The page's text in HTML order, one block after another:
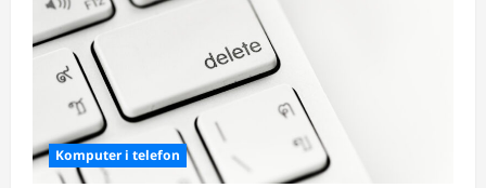
Komputer i telefon